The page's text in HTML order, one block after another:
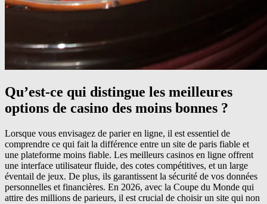
Qu’est-ce qui distingue les meilleures
options de casino des moins bonnes ?
Lorsque vous envisagez de parier en ligne, il est essentiel de
comprendre ce qui fait la différence entre un site de paris fiable et
une plateforme moins fiable. Les meilleurs casinos en ligne offrent
une interface utilisateur fluide, des cotes compétitives, et un large
éventail de jeux. De plus, ils garantissent la sécurité de vos données
personnelles et financières. En 2026, avec la Coupe du Monde qui
attire des millions de parieurs, il est crucial de choisir un site qui non